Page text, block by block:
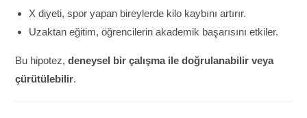
X diyeti, spor yapan bireylerde kilo kaybını artırır.
Uzaktan eğitim, öğrencilerin akademik başarısını etkiler.
Bu hipotez,deneysel bir çalışma ile doğrulanabilir veya
çürütülebilir.